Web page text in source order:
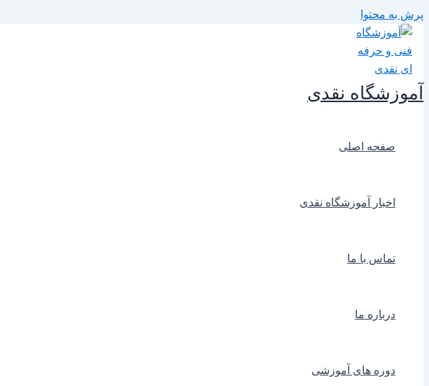
پرش به محتوا
آموزشگاه نقدی
صفحه اصلی
اخبار آموزشگاه نقدی
تماس با ما
درباره ما
دوره های آموزشی